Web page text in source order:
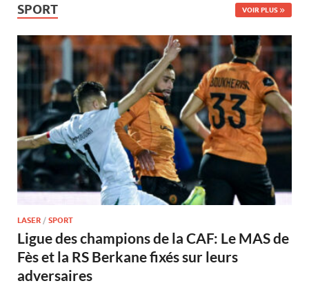
SPORT VOIR PLUS
LASER / SPORT
Ligue des champions de la CAF: Le MAS de
Fès et la RS Berkane fixés sur leurs
adversaires